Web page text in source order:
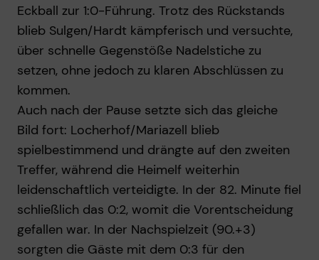
Eckball zur 1:0-Führung. Trotz des Rückstands
blieb Sulgen/Hardt kämpferisch und versuchte,
über schnelle Gegenstöße Nadelstiche zu
setzen, ohne jedoch zu klaren Abschlüssen zu
kommen.
Auch nach der Pause setzte sich das gleiche
Bild fort: Locherhof/Mariazell blieb
spielbestimmend und drängte auf den zweiten
Treffer, während die Heimelf weiterhin
leidenschaftlich verteidigte. In der 82. Minute fiel
schließlich das 0:2, womit die Vorentscheidung
gefallen war. In der Nachspielzeit (90.+3)
sorgten die Gäste mit dem 0:3 für den